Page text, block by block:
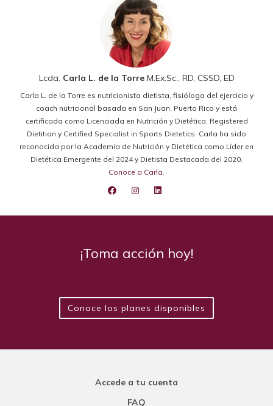
Lcda. Carla L. de la TorreM.Ex.Sc., RD, CSSD, ED
Carla L. de la Torre es nutricionista dietista, fisióloga del ejercicio y
coach nutricional basada en San Juan, Puerto Rico y está
certificada como Licenciada en Nutrición y Dietética, Registered
Dietitian y Certified Specialist in Sports Dietetics. Carla ha sido
reconocida por la Academia de Nutrición y Dietética como Líder en
Dietética Emergente del 2024 y Dietista Destacada del 2020.
Conoce a Carla.
¡Toma acción hoy!
Conoce los planes disponibles
Accede a tu cuenta
FAQ